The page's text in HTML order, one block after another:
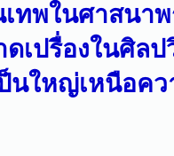
เทพในศาสนา
ดเปรื่องในศิล
นใหญ่เหนือค